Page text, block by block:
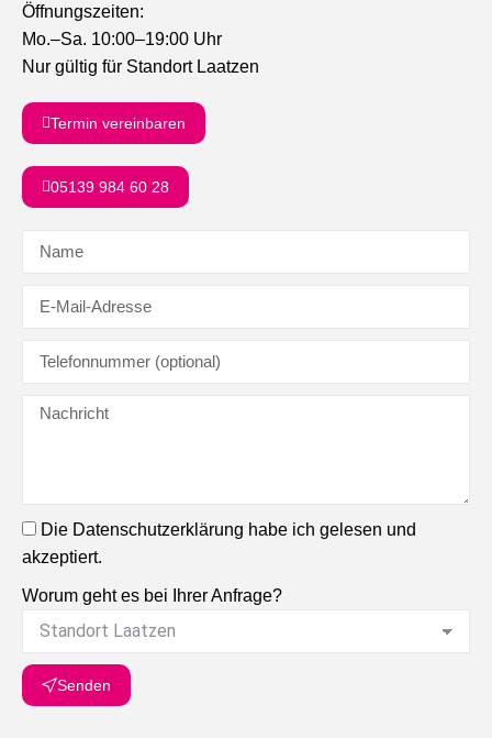
Öffnungszeiten:
Mo.–Sa. 10:00–19:00 Uhr
Nur gültig für Standort Laatzen
Termin vereinbaren
05139 984 60 28
Die Datenschutzerklärung habe ich gelesen und
akzeptiert.
Worum geht es bei Ihrer Anfrage?
Senden